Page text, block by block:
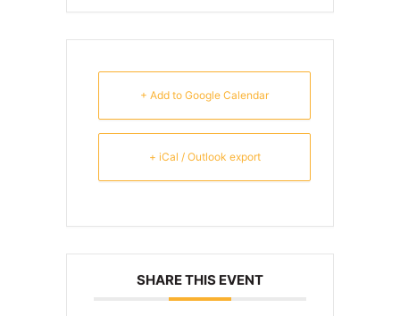
+ Add to Google Calendar
+ iCal / Outlook export
SHARE THIS EVENT